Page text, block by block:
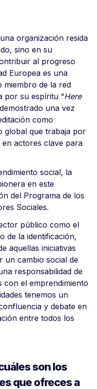
organización resida
sino en su
al progreso
Europea es una
miembro de la red
por su espíritu “Here
una vez
como
global que trabaja por
actores clave para
social, la
en este
del Programa de los
Sociales.
público como el
de la identificación,
aquellas iniciativas
un cambio social de
responsabilidad de
con el emprendimiento
tenemos un
y debate en
entre todos los
son los
que ofreces a